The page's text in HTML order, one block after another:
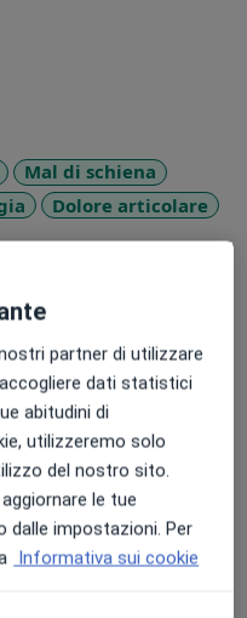
Mal di schiena
Dolore articolare
(3)
partner di utilizzare
dati statistici
abitudini di
utilizzeremo solo
del nostro sito.
le tue
dalle impostazioni. Per
Informativa sui cookie